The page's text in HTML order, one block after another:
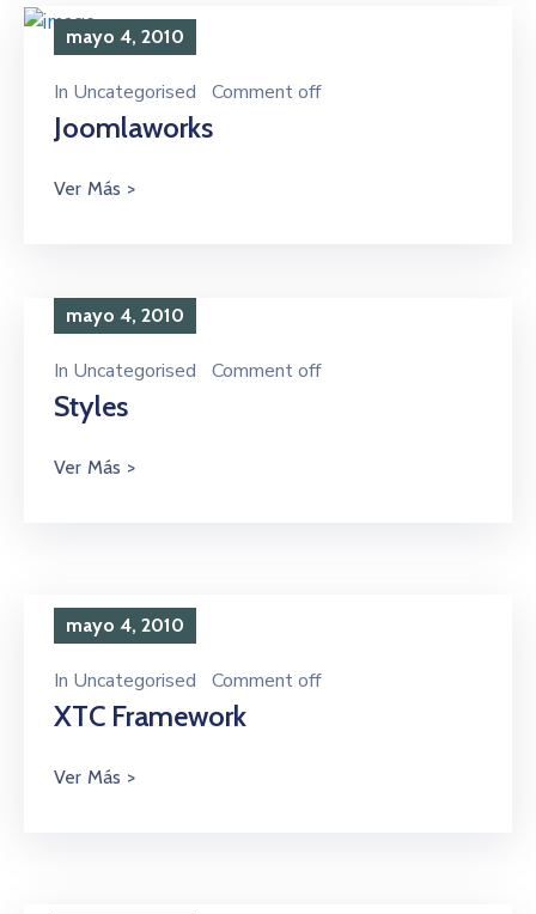
mayo 4, 2010
In Uncategorised Comment off
Joomlaworks
mayo 4, 2010
In Uncategorised Comment off
Styles
mayo 4, 2010
In Uncategorised Comment off
XTC Framework